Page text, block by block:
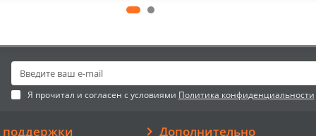
Я прочитал и согласен с условиями Политика конфиденциальности
поддержки Дополнительно